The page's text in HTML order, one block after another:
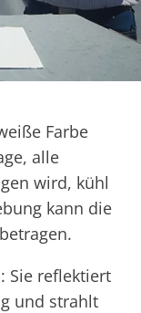
Farbe
alle
wird, kühl
kann die
Sie reflektiert
und strahlt